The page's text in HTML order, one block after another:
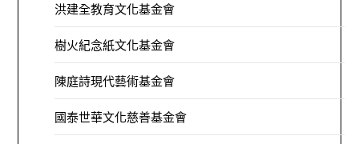
洪建全教育文化基金會
樹火紀念紙文化基金會
陳庭詩現代藝術基金會
國泰世華文化慈善基金會